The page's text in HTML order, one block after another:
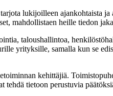
lukijoilleen ajankohtaista ja
mahdollistaen heille tiedon
taloushallintoa,
yrityksille, samalla kun se
kehittäjiä.
tietoon perustuvia